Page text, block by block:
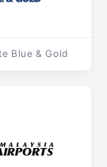
Blue & Gold